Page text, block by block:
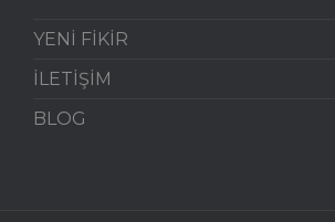
YENİ FİKİR
İLETİŞİM
BLOG